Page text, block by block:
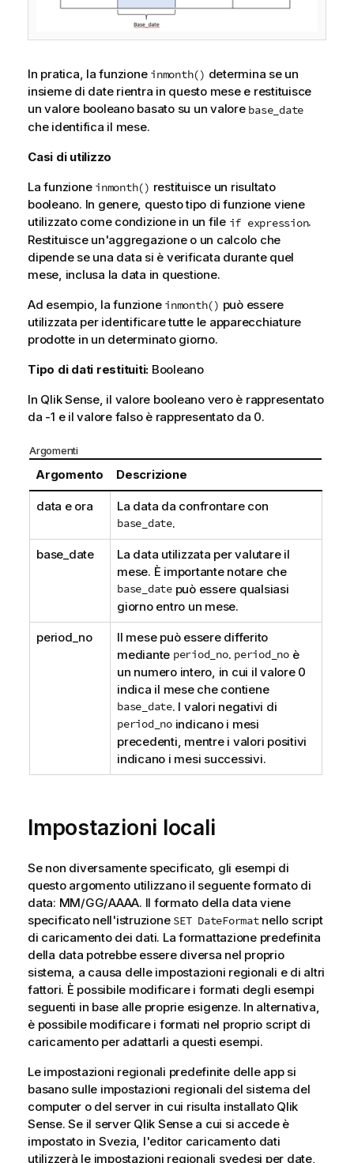
In pratica, la funzione inmonth() determina se un
insieme di date rientra in questo mese e restituisce
un valore booleano basato su un valore base_date
che identifica il mese.
Casi di utilizzo
La funzione inmonth() restituisce un risultato
booleano. In genere, questo tipo di funzione viene
utilizzato come condizione in un file if expression.
Restituisce un'aggregazione o un calcolo che
dipende se una data si è verificata durante quel
mese, inclusa la data in questione.
Ad esempio, la funzione inmonth() può essere
utilizzata per identificare tutte le apparecchiature
prodotte in un determinato giorno.
Tipo di dati restituiti: Booleano
In Qlik Sense, il valore booleano vero è rappresentato
da -1 e il valore falso è rappresentato da 0.
Argomenti
Argomento Descrizione
data e ora La data da confrontare con
base_date.
base_date
La data utilizzata per valutare il
mese. È importante notare che
base_datepuò essere qualsiasi
giorno entro un mese.
period_no
Il mese può essere differito
mediante period_no. period_noè
un numero intero, in cui il valore 0
indica il mese che contiene
base_date. I valori negativi di
period_noindicano i mesi
precedenti, mentre i valori positivi
indicano i mesi successivi.
Impostazioni locali
Se non diversamente specificato, gli esempi di
questo argomento utilizzano il seguente formato di
data: MM/GG/AAAA. Il formato della data viene
specificato nell'istruzione SET DateFormatnello script
di caricamento dei dati. La formattazione predefinita
della data potrebbe essere diversa nel proprio
sistema, a causa delle impostazioni regionali e di altri
fattori. È possibile modificare i formati degli esempi
seguenti in base alle proprie esigenze. In alternativa,
è possibile modificare i formati nel proprio script di
caricamento per adattarli a questi esempi.
Le impostazioni regionali predefinite delle app si
basano sulle impostazioni regionali del sistema del
computer o del server in cui risulta installato Qlik
Sense. Se il server Qlik Sensea cui si accede è
impostato in Svezia, l'editor caricamento dati
utilizzerà le impostazioni regionali svedesi per date,